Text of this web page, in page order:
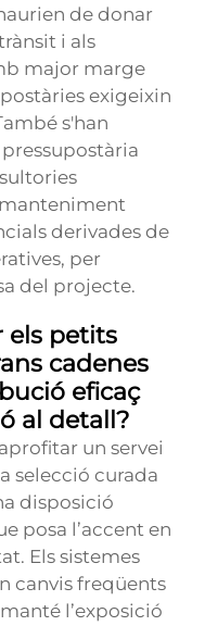
de donar
i als
major marge
exigeixin
s'han
manteniment
derivades de
per
del projecte.
els petits
cadenes
eficaç
al detall?
un servei
selecció curada
disposició
posa l’accent en
Els sistemes
canvis freqüents
l’exposició